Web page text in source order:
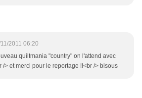
2011 06:20
quiltmania "country" on l'attend avec
/> et merci pour le reportage !!<br /> bisous